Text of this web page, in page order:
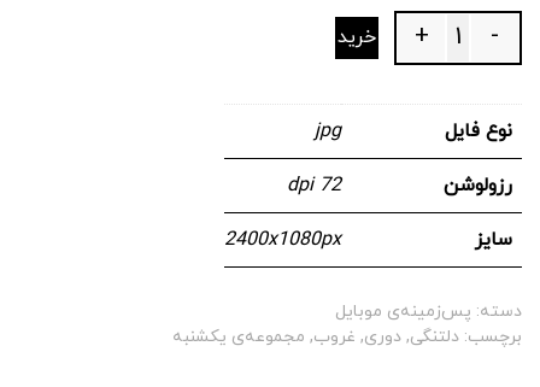
Quantity -
+ خرید
نوع فایل jpg
رزولوشن 72 dpi
سایز 2400x1080px
دسته: پس‌زمینه‌ی موبایل
برچسب: دلتنگی, دوری, غروب, مجموعه‌ی یکشنبه